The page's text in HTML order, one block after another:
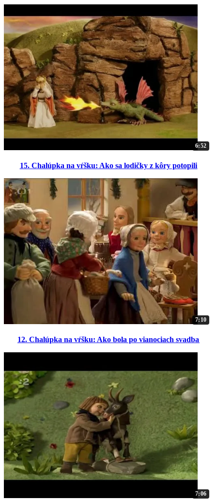
6:52
15. Chalúpka na vŕšku: Ako sa lodičky z kôry potopili
7:10
12. Chalúpka na vŕšku: Ako bola po vianociach svadba
7:06